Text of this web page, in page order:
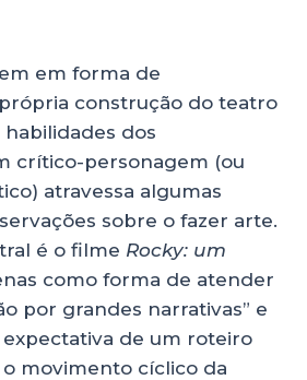
em forma de
construção do teatro
dos
crítico-personagem (ou
atravessa algumas
sobre o fazer arte.
é o filme Rocky: um
como forma de atender
por grandes narrativas” e
de um roteiro
movimento cíclico da